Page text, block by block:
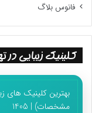
فانوس بلاگ
کلینیک زیبایی در
مشخصات) | 1405